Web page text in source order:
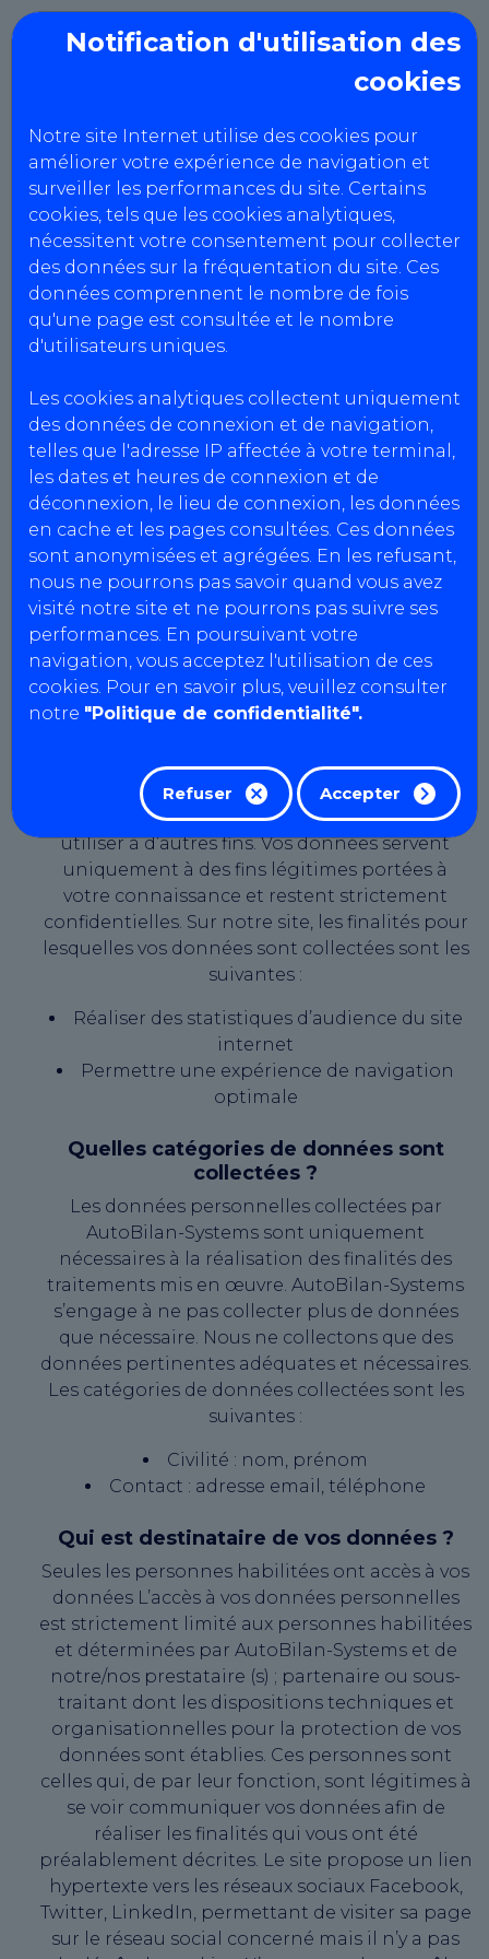
Notification d'utilisation des
cookies
Notre site Internet utilise des cookies pour
améliorer votre expérience de navigation et
surveiller les performances du site. Certains
cookies, tels que les cookies analytiques,
nécessitent votre consentement pour collecter
des données sur la fréquentation du site. Ces
données comprennent le nombre de fois
qu'une page est consultée et le nombre
d'utilisateurs uniques.
Les cookies analytiques collectent uniquement
des données de connexion et de navigation,
telles que l'adresse IP affectée à votre terminal,
les dates et heures de connexion et de
déconnexion, le lieu de connexion, les données
en cache et les pages consultées. Ces données
sont anonymisées et agrégées. En les refusant,
nous ne pourrons pas savoir quand vous avez
visité notre site et ne pourrons pas suivre ses
performances. En poursuivant votre
navigation, vous acceptez l'utilisation de ces
cookies. Pour en savoir plus, veuillez consulter
notre "Politique de confidentialité".
Refuser Accepter
AUTO CONTROLE
MOTHAIS
Politique RGPD
DONNÉES PERSONNELLES
Politique de confidentialité
collecte et le traitement de vos données
personnelles effectués à partir du site soient
conformes à la loi n° 78-17 du 6 janvier 1978
modifiée, relative à l’informatique, aux fichiers
et aux libertés (dite « Loi Informatique et
Libertés ») et du Règlement (UE) n° 2016/679 du
27 avril 2016 dit « Règlement général sur la
protection des données » (ou « RGDP »). Cette
politique décrit la manière dont AutoBilan-
Systems s’engage à collecter, utiliser et
protéger vos données personnelles.
Pourquoi vos données sont-elles
AutoBilan-Systems s’engage à traiter vos
données personnelles dans le strict respect de
ces finalités, et n’entend en aucun cas les
utiliser à d’autres fins. Vos données servent
uniquement à des fins légitimes portées à
votre connaissance et restent strictement
confidentielles. Sur notre site, les finalités pour
lesquelles vos données sont collectées sont les
suivantes :
Réaliser des statistiques d’audience du site
internet
Permettre une expérience de navigation
optimale
Quelles catégories de données sont
collectées ?
Les données personnelles collectées par
AutoBilan-Systems sont uniquement
nécessaires à la réalisation des finalités des
traitements mis en œuvre. AutoBilan-Systems
s’engage à ne pas collecter plus de données
que nécessaire. Nous ne collectons que des
données pertinentes adéquates et nécessaires.
Les catégories de données collectées sont les
suivantes :
Civilité : nom, prénom
Contact : adresse email, téléphone
Qui est destinataire de vos données ?
Seules les personnes habilitées ont accès à vos
données L’accès à vos données personnelles
est strictement limité aux personnes habilitées
et déterminées par AutoBilan-Systems et de
notre/nos prestataire (s) ; partenaire ou sous-
traitant dont les dispositions techniques et
organisationnelles pour la protection de vos
données sont établies. Ces personnes sont
celles qui, de par leur fonction, sont légitimes à
se voir communiquer vos données afin de
réaliser les finalités qui vous ont été
préalablement décrites. Le site propose un lien
hypertexte vers les réseaux sociaux Facebook,
Twitter, LinkedIn, permettant de visiter sa page
sur le réseau social concerné mais il n’y a pas